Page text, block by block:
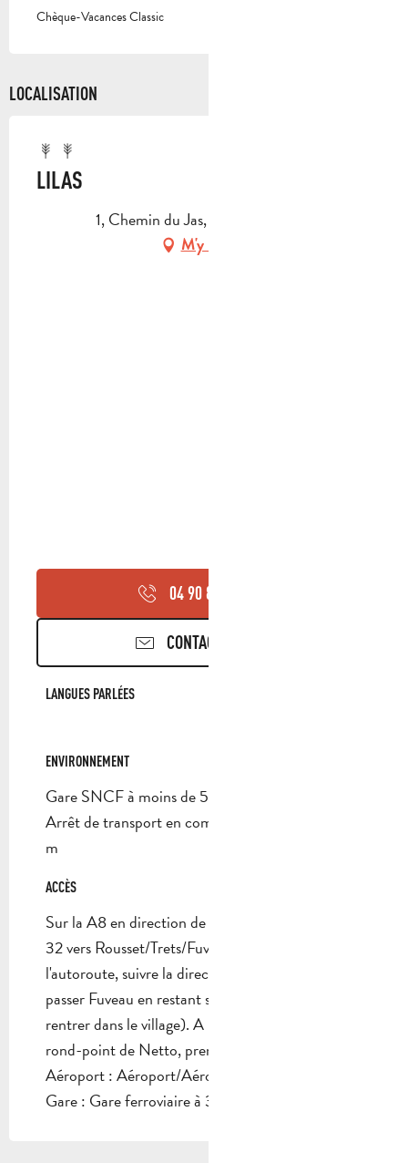
Chèque-Vacances Classic
LOCALISATION
LILAS
1, Chemin du Jas, 13950 Cadolive
M'y rendre
04 90 85 45
CONTACTEZ-NOUS
LANGUES PARLÉES
LANGUES PARLÉES
ENVIRONNEMENT
ENVIRONNEMENT
Gare SNCF à moins de 500 m
Arrêt de transport en commun à moins de 500
m
ACCÈS
ACCÈS
Sur la A8 en direction de Nice, prendre la sortie
32 vers Rousset/Trets/Fuveau. Après la sortie de
l'autoroute, suivre la direction de Fuveau, puis
passer Fuveau en restant sur la D96 (ne pas
rentrer dans le village). A la sortie de Fuveau, au
rond-point de Netto, prendre à droit
Aéroport : Aéroport/Aérodrome à 33km
Gare : Gare ferroviaire à 32km